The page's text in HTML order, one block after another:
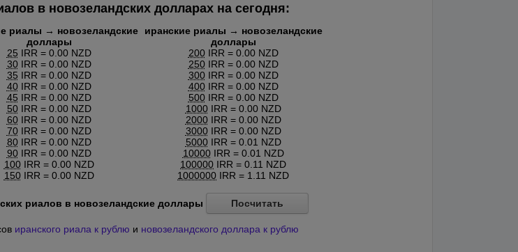
в новозеландских долларах на сегодня:
риалы → новозеландские
доллары
25 IRR = 0.00 NZD
30IRR = 0.00 NZD
35 IRR = 0.00 NZD
40IRR = 0.00 NZD
45 IRR = 0.00 NZD
50IRR = 0.00 NZD
60IRR = 0.00 NZD
70IRR = 0.00 NZD
80IRR = 0.00 NZD
90IRR = 0.00 NZD
100IRR = 0.00 NZD
150IRR = 0.00 NZD
иранские риалы → новозеландские
доллары
200IRR = 0.00 NZD
250IRR = 0.00 NZD
300IRR = 0.00 NZD
400IRR = 0.00 NZD
500IRR = 0.00 NZD
1000IRR = 0.00 NZD
2000IRR = 0.00 NZD
3000IRR = 0.00 NZD
5000IRR = 0.01 NZD
10000IRR = 0.01 NZD
100000 IRR = 0.11 NZD
1000000 IRR = 1.11 NZD
риалов в новозеландские доллары Посчитать
иранского риала к рублю и новозеландского доллара к рублю